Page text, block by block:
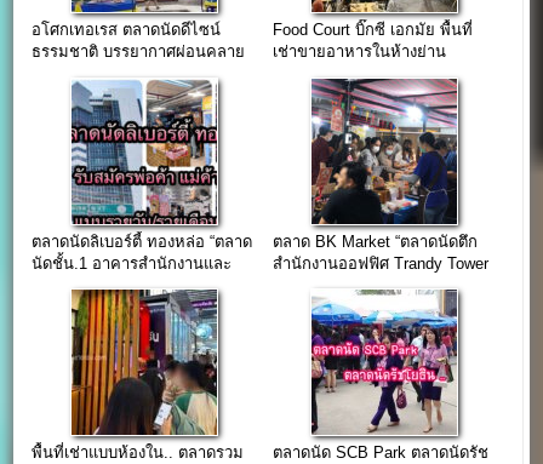
อโศกเทอเรส ตลาดนัดดีไซน์
ธรรมชาติ บรรยากาศผ่อนคลาย
Food Court บิ๊กซี เอกมัย พื้นที่
เช่าขายอาหารในห้างย่าน
ตลาดนัดลิเบอร์ตี้ ทองหล่อ “ตลาด
นัดชั้น.1 อาคารสำนักงานและ
ตลาด BK Market “ตลาดนัดตึก
สำนักงานออฟฟิศ Trandy Tower
พื้นที่เช่าแบบห้องใน.. ตลาดรวม ตลาดนัด SCB Park ตลาดนัดรัช